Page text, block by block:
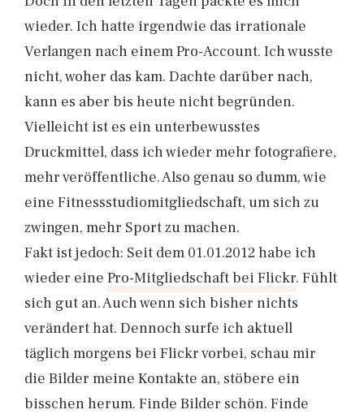
wieder. Ich hatte irgendwie das irrationale
Verlangen nach einem Pro-Account. Ich wusste
nicht, woher das kam. Dachte darüber nach,
kann es aber bis heute nicht begründen.
Vielleicht ist es ein unterbewusstes
Druckmittel, dass ich wieder mehr fotografiere,
mehr veröffentliche. Also genau so dumm, wie
eine Fitnessstudiomitgliedschaft, um sich zu
zwingen, mehr Sport zu machen.
Fakt ist jedoch: Seit dem 01.01.2012 habe ich
wieder eine Pro-Mitgliedschaft bei Flickr. Fühlt
sich gut an. Auch wenn sich bisher nichts
verändert hat. Dennoch surfe ich aktuell
täglich morgens bei Flickr vorbei, schau mir
die Bilder meine Kontakte an, stöbere ein
bisschen herum. Finde Bilder schön. Finde